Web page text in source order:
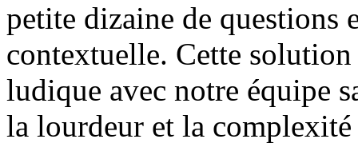
petite dizaine de questions
contextuelle. Cette
ludique avec notre équipe
la lourdeur et la